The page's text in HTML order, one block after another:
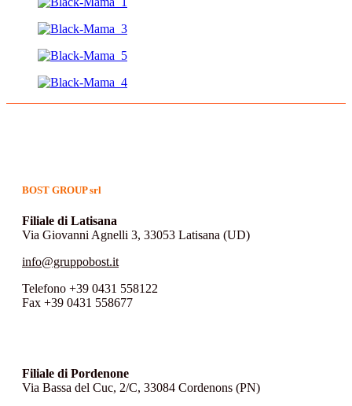
BOST GROUP srl
Filiale di Latisana
Via Giovanni Agnelli 3, 33053 Latisana (UD)
info@gruppobost.it
Telefono +39 0431 558122
Fax +39 0431 558677
Filiale di Pordenone
Via Bassa del Cuc, 2/C, 33084 Cordenons (PN)